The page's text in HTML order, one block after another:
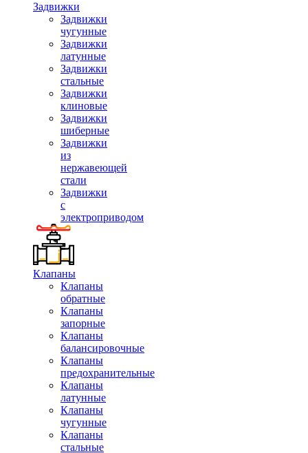
Задвижки
Задвижки
чугунные
Задвижки
латунные
Задвижки
стальные
Задвижки
клиновые
Задвижки
шиберные
Задвижки
из
нержавеющей
стали
Задвижки
с
электроприводом
Клапаны
Клапаны
обратные
Клапаны
запорные
Клапаны
балансировочные
Клапаны
предохранительные
Клапаны
латунные
Клапаны
чугунные
Клапаны
стальные